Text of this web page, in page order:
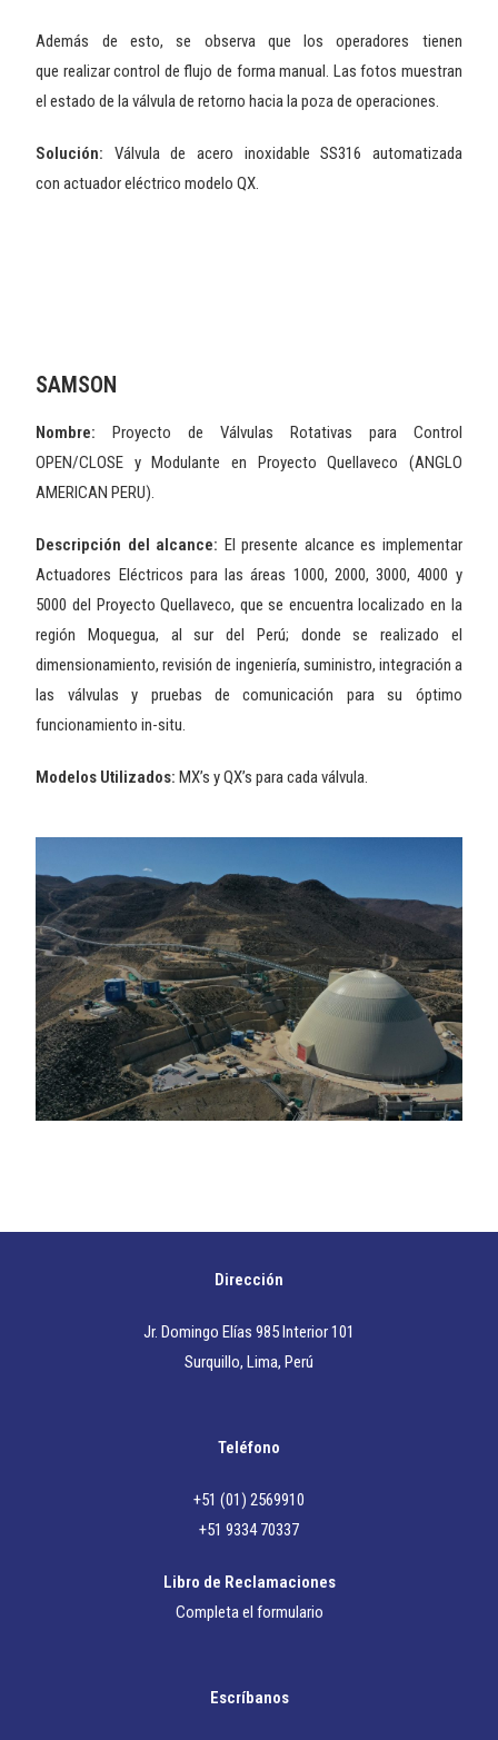
Además de esto, se observa que los operadores tienen
que realizar control de flujo de forma manual. Las fotos muestran
elestado de la válvula de retorno hacia la poza de operaciones.
Solución: Válvula de acero inoxidable SS316 automatizada
conactuador eléctrico modelo QX.
SAMSON
Nombre: Proyecto de Válvulas Rotativas para Control
OPEN/CLOSE y Modulante en Proyecto Quellaveco (ANGLO
AMERICAN PERU).
Descripción del alcance: El presente alcance es implementar
Actuadores Eléctricos para las áreas 1000, 2000, 3000, 4000 y
5000 del Proyecto Quellaveco, que se encuentra localizado en la
región Moquegua, al sur del Perú; donde se realizado el
dimensionamiento, revisión de ingeniería, suministro, integración a
las válvulas y pruebas de comunicación para su óptimo
funcionamiento in-situ.
Modelos Utilizados:MX’s y QX’s para cada válvula.
Dirección
Jr. Domingo Elías 985 Interior 101
Surquillo, Lima, Perú
Teléfono
+51 (01) 2569910
+51 9334 70337
Libro de Reclamaciones
Completa el formulario
Escríbanos